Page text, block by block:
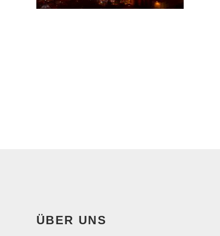
ÜBER UNS